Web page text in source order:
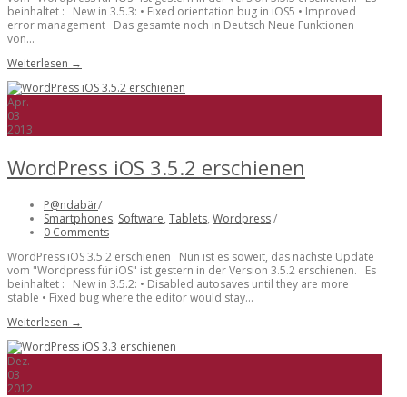
beinhaltet : New in 3.5.3: • Fixed orientation bug in iOS5 • Improved
error management Das gesamte noch in Deutsch Neue Funktionen
von...
Weiterlesen →
Apr.
03
2013
WordPress iOS 3.5.2 erschienen
P@ndabär/
Smartphones, Software, Tablets, Wordpress/
0 Comments
WordPress iOS 3.5.2 erschienen Nun ist es soweit, das nächste Update
vom "Wordpress für iOS" ist gestern in der Version 3.5.2 erschienen. Es
beinhaltet : New in 3.5.2: • Disabled autosaves until they are more
stable • Fixed bug where the editor would stay...
Weiterlesen →
Dez.
03
2012